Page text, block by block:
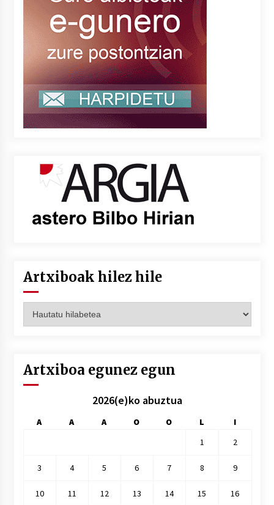
Artxiboak hilez hile
hilez
Artxiboa egunez egun
2026(e)ko abuztua
A A A O O L
I
1
2
3 4 5 6 7 8 9
10 11 12 13 14 15 16